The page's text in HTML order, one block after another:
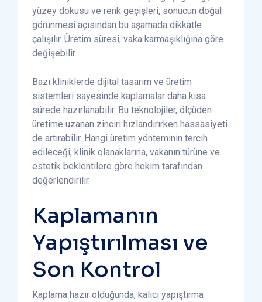
yüzey dokusu ve renk geçişleri, sonucun doğal
görünmesi açısından bu aşamada dikkatle
çalışılır. Üretim süresi, vaka karmaşıklığına göre
değişebilir.
Bazı kliniklerde dijital tasarım ve üretim
sistemleri sayesinde kaplamalar daha kısa
sürede hazırlanabilir. Bu teknolojiler, ölçüden
üretime uzanan zinciri hızlandırırken hassasiyeti
de artırabilir. Hangi üretim yönteminin tercih
edileceği; klinik olanaklarına, vakanın türüne ve
estetik beklentilere göre hekim tarafından
değerlendirilir.
Kaplamanın
Yapıştırılması ve
Son Kontrol
Kaplama hazır olduğunda, kalıcı yapıştırma